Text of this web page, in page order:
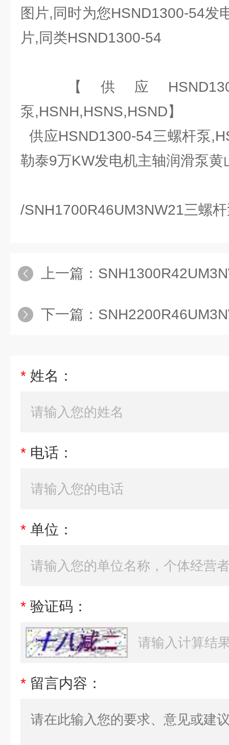
图片,同时为您HSND1300-54发
片,同类HSND1300-54
【供应
泵,HSNH,HSNS,HSND】
供应HSND1300-54三螺杆泵
勒泰9万KW发电机主轴润滑泵黄
/SNH1700R46UM3NW21三螺
上一篇：
下一篇：
* 姓名：
* 电话：
* 单位：
* 验证码：
* 留言内容：